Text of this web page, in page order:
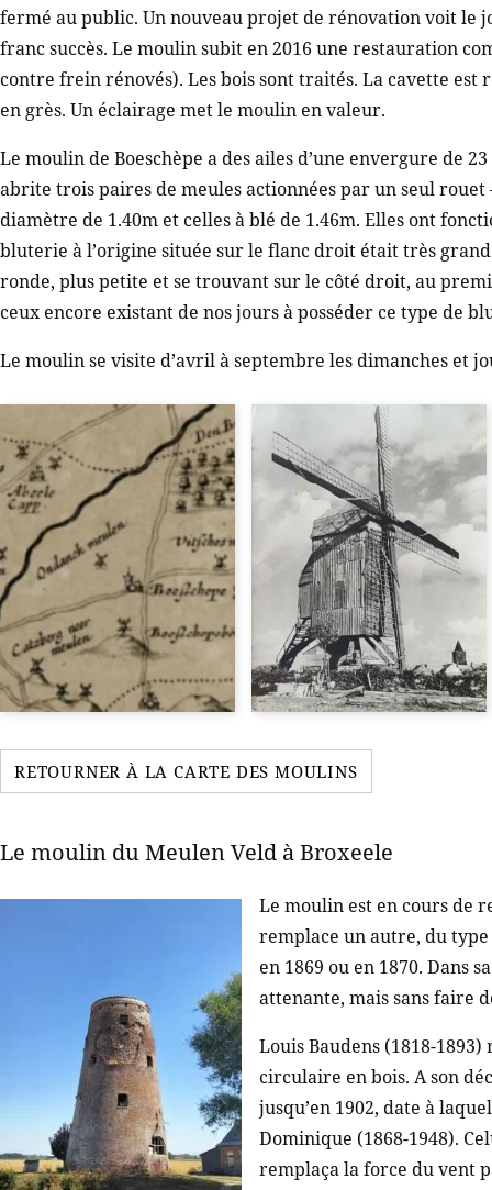
fermé au public. Un nouveau projet de rénovation voit le
franc succès. Le moulin subit en 2016 une restauration
contre frein rénovés). Les bois sont traités. La cavette
en grès. Un éclairage met le moulin en valeur.
Le moulin de Boeschèpe a des ailes d’une envergure de
abrite trois paires de meules actionnées par un seul
diamètre de 1.40m et celles à blé de 1.46m. Elles ont
bluterie à l’origine située sur le flanc droit était très
ronde, plus petite et se trouvant sur le côté droit, au
ceux encore existant de nos jours à posséder ce type de
Le moulin se visite d’avril à septembre les dimanches et
RETOURNER À LA CARTE DES MOULINS
Le moulin du Meulen Veld à Broxeele
Le moulin est en cours de
remplace un autre, du
en 1869 ou en 1870. Dans
attenante, mais sans faire
Louis Baudens (1818-
circulaire en bois. A son
jusqu’en 1902, date à
Dominique (1868-1948).
remplaça la force du vent